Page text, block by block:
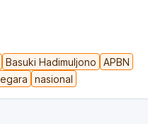
Basuki Hadimuljono
APBN
nasional